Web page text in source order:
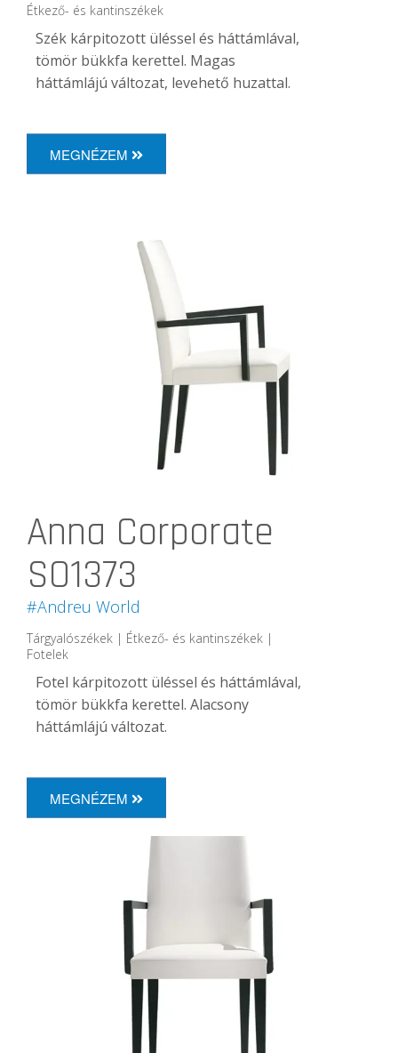
Étkező- és kantinszékek
Szék kárpitozott üléssel és háttámlával,
tömör bükkfa kerettel. Magas
háttámlájú változat, levehető huzattal.
MEGNÉZEM
Anna Corporate
SO1373
#Andreu World
Tárgyalószékek | Étkező- és kantinszékek |
Fotelek
Fotel kárpitozott üléssel és háttámlával,
tömör bükkfa kerettel. Alacsony
háttámlájú változat.
MEGNÉZEM